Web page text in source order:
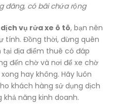
đãng, có bãi chứa rộng
vụ rửa xe ô tô, bạn nên
tính. Đồng thời, đừng quên
địa điểm thuê có đáp
đến chờ và nơi để xe chờ
hay không. Hãy luôn
khách hàng sử dụng dịch
năng kinh doanh.